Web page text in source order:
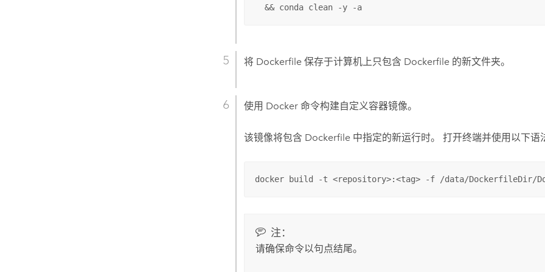
  && conda clean -y -a
将 Dockerfile 保存于计算机上只包含 Dockerfile 的新文件夹。
使用 Docker 命令构建自定义容器镜像。
该镜像将包含 Dockerfile 中指定的新运行时。打开终端并使用以下语
docker build -t <repository>:<tag> -f /data/DockerfileDir/
注：
请确保命令以句点结尾。